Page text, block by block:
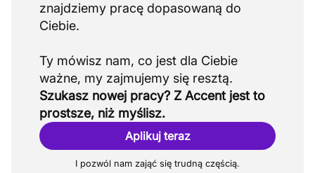
znajdziemy pracę dopasowaną do
Ciebie.
Ty mówisz nam, co jest dla Ciebie
Szukasz nowej pracy? Z Accent jest to
prostsze, niż myślisz.
Aplikuj teraz
I pozwól nam zająć się trudną częścią.